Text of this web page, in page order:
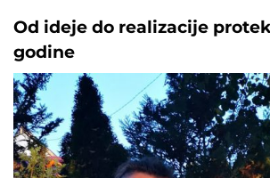
Od ideje do realizacije
godine